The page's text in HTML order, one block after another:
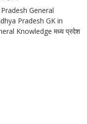
General
Pradesh GK in
Knowledge मध्य प्रदेश